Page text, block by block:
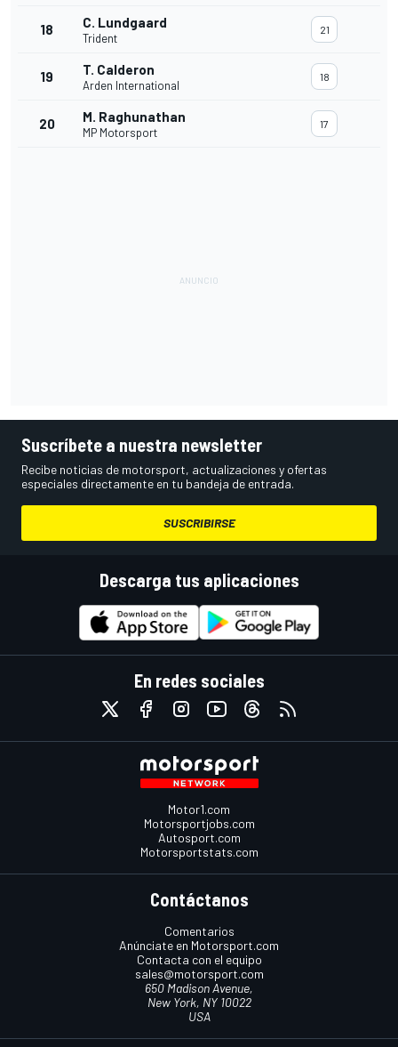
18 C. Lundgaard
Trident
21
19 T. Calderon
Arden International
18
20 M. Raghunathan
MP Motorsport
17
Suscríbete a nuestra newsletter
Recibe noticias de motorsport, actualizaciones y ofertas
especiales directamente en tu bandeja de entrada.
SUSCRIBIRSE
Descarga tus aplicaciones
En redes sociales
Motor1.com
Motorsportjobs.com
Autosport.com
Motorsportstats.com
Contáctanos
Comentarios
Anúnciate en Motorsport.com
Contacta con el equipo
sales@motorsport.com
650 Madison Avenue,
New York, NY 10022
USA